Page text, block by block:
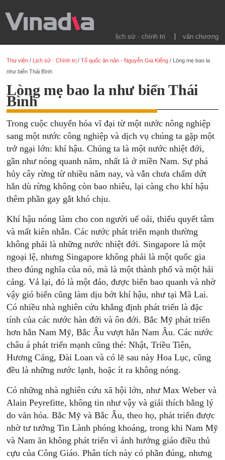
lịch sử · chính trị văn chương
Thư viện / Lịch sử · Chính trị /Tổ quốc ăn năn - Nguyễn Gia Kiểng / Lòng mẹ bao la
như biển Thái Bình
Lòng mẹ bao la như biển Thái
Bình
Trong cuộc chuyển hóa vĩ đại từ một nước nông nghiệp
sang một nước công nghiệp và dịch vụ chúng ta gặp một
trở ngại lớn: khí hậu. Chúng ta là một nước nhiệt đới,
gần như nóng quanh năm, nhất là ở miền Nam. Sự phá
hủy cây rừng từ nhiều năm nay, và vẫn chưa chấm dứt
hẳn dù rừng không còn bao nhiêu, lại càng cho khí hậu
thêm phần gay gắt khó chịu.
Khí hậu nóng làm cho con người uể oải, thiếu quyết tâm
và mất kiên nhẫn. Các nước phát triển mạnh thường
không phải là những nước nhiệt đới. Singapore là một
ngoại lệ, nhưng Singapore không phải là một quốc gia
theo đúng nghĩa của nó, mà là một thành phố và một hải
cảng. Vả lại, đó là một đảo, được biển bao quanh và nhờ
vậy gió biển cũng làm dịu bớt khí hậu, như tại Mã Lai.
Có nhiều nhà nghiên cứu khẳng định phát triển là đặc
tính của các nước hàn đới và ôn đới. Bắc Mỹ phát triển
hơn hẳn Nam Mỹ, Bắc Âu vượt hẳn Nam Âu. Các nước
châu á phát triển mạnh cũng thé: Nhật, Triều Tiên,
Hương Cảng, Đài Loan và có lẽ sau này Hoa Lục, cũng
đều là những nước lạnh, hoặc ít ra không nóng.
Có những nhà nghiên cứu xã hội lớn, như Max Weber và
Alain Peyrefitte, không tin như vậy và giải thích bằng lý
do văn hóa. Bắc Mỹ và Bắc Âu, theo họ, phát triển được
nhờ tư tưởng Tin Lành phóng khoáng, trong khi Nam Mỹ
và Nam ăn không phát triển vì ảnh hưởng giáo điều thủ
cựu của Công Giáo. Phân tích này có phần đúng, nhưng